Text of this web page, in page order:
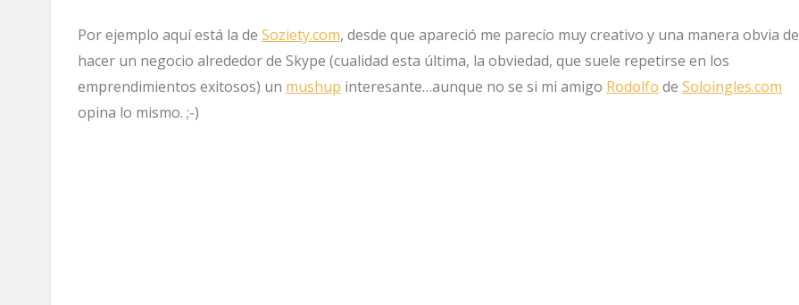
Por ejemplo aquí está la de Soziety.com, desde que apareció me parecío muy creativo y una manera obvia de
hacer un negocio alrededor de Skype (cualidad esta última, la obviedad, que suele repetirse en los
emprendimientos exitosos) un mushup interesante…aunque no se si mi amigo Rodolfo de Soloingles.com
opina lo mismo. ;-)